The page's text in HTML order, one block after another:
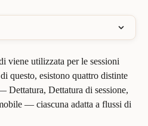
viene utilizzata per le sessioni
questo, esistono quattro distinte
Dettatura di sessione,
— ciascuna adatta a flussi di